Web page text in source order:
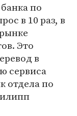
по
в 10 раз, в
Это
в
сервиса
отдела по